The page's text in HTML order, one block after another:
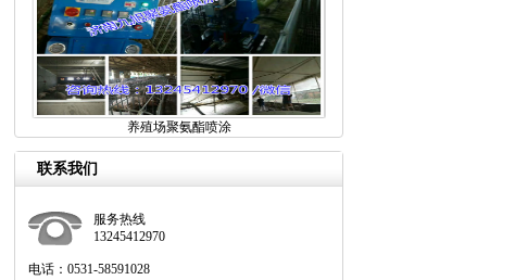
养殖场聚氨酯喷涂
联系我们
服务热线
13245412970
电话：0531-58591028